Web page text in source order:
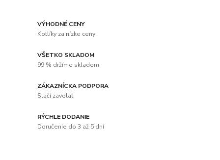
VÝHODNÉ CENY
Kotlíky za nízke ceny
VŠETKO SKLADOM
99 % držíme skladom
ZÁKAZNÍCKA PODPORA
Stačí zavolať
RÝCHLE DODANIE
Doručenie do 3 až 5 dní